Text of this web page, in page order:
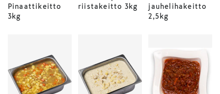
Pinaattikeitto
3kg
riistakeitto 3kg
jauhelihakeitto
2,5kg